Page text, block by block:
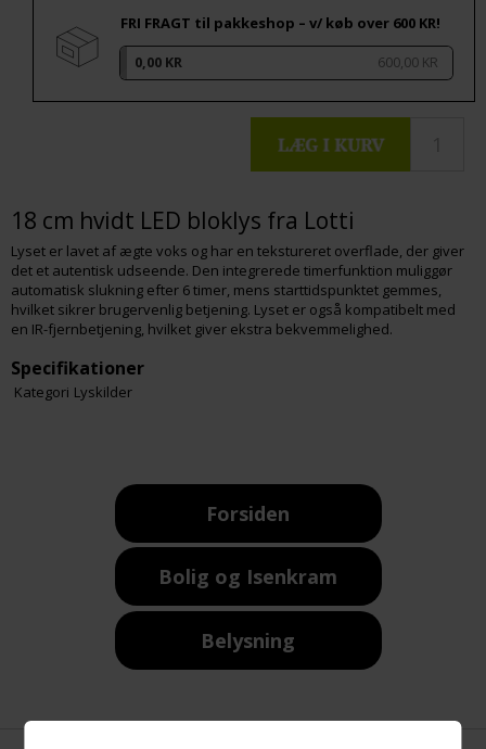
FRI FRAGT til pakkeshop – v/ køb over 600 KR!
0,00 KR 600,00 KR
18 cm hvidt LED bloklys fra Lotti
Lyset er lavet af ægte voks og har en tekstureret overflade, der giver
det et autentisk udseende. Den integrerede timerfunktion muliggør
automatisk slukning efter 6 timer, mens starttidspunktet gemmes,
hvilket sikrer brugervenlig betjening. Lyset er også kompatibelt med
en IR-fjernbetjening, hvilket giver ekstra bekvemmelighed.
Specifikationer
Kategori Lyskilder
Forsiden
Bolig og Isenkram
Belysning